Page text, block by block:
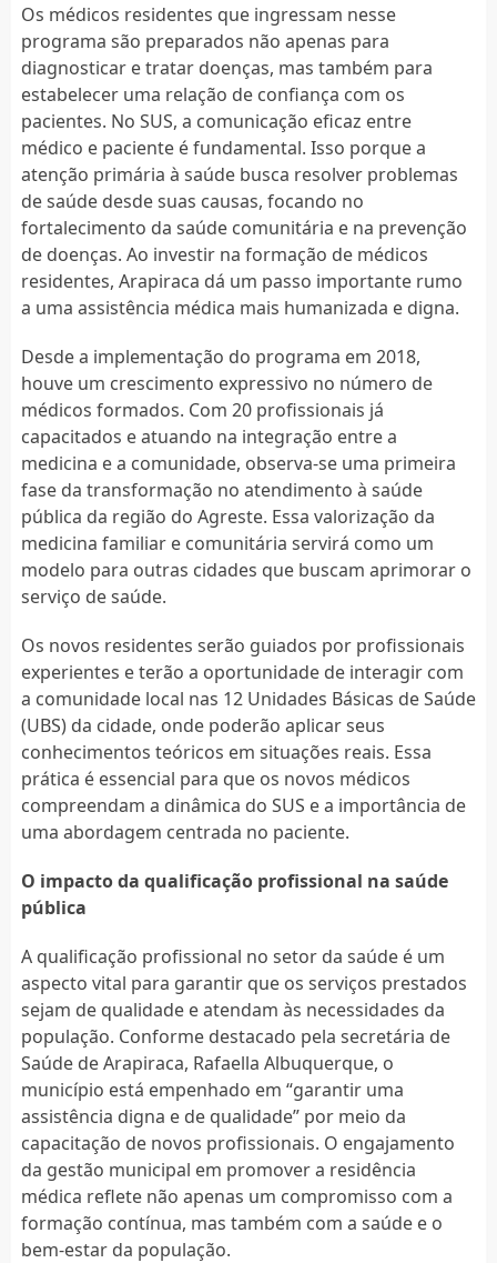
Os médicos residentes que ingressam nesse
programa são preparados não apenas para
diagnosticar e tratar doenças, mas também para
estabelecer uma relação de confiança com os
pacientes. No SUS, a comunicação eficaz entre
médico e paciente é fundamental. Isso porque a
atenção primária à saúde busca resolver problemas
de saúde desde suas causas, focando no
fortalecimento da saúde comunitária e na prevenção
de doenças. Ao investir na formação de médicos
residentes, Arapiraca dá um passo importante rumo
a uma assistência médica mais humanizada e digna.
Desde a implementação do programa em 2018,
houve um crescimento expressivo no número de
médicos formados. Com 20 profissionais já
capacitados e atuando na integração entre a
medicina e a comunidade, observa-se uma primeira
fase da transformação no atendimento à saúde
pública da região do Agreste. Essa valorização da
medicina familiar e comunitária servirá como um
modelo para outras cidades que buscam aprimorar o
serviço de saúde.
Os novos residentes serão guiados por profissionais
experientes e terão a oportunidade de interagir com
a comunidade local nas 12 Unidades Básicas de Saúde
(UBS) da cidade, onde poderão aplicar seus
conhecimentos teóricos em situações reais. Essa
prática é essencial para que os novos médicos
compreendam a dinâmica do SUS e a importância de
uma abordagem centrada no paciente.
O impacto da qualificação profissional na saúde
pública
A qualificação profissional no setor da saúde é um
aspecto vital para garantir que os serviços prestados
sejam de qualidade e atendam às necessidades da
população. Conforme destacado pela secretária de
Saúde de Arapiraca, Rafaella Albuquerque, o
município está empenhado em “garantir uma
assistência digna e de qualidade” por meio da
capacitação de novos profissionais. O engajamento
da gestão municipal em promover a residência
médica reflete não apenas um compromisso com a
formação contínua, mas também com a saúde e o
bem-estar da população.